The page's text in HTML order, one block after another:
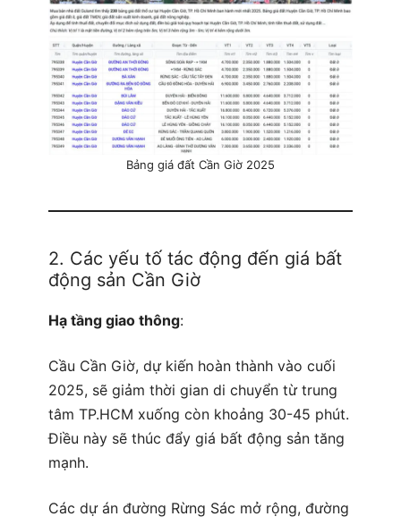
Bảng giá đất Cần Giờ 2025
2. Các yếu tố tác động đến giá bất
động sản Cần Giờ
Hạ tầng giao thông:
Cầu Cần Giờ, dự kiến hoàn thành vào cuối
2025, sẽ giảm thời gian di chuyển từ trung
tâm TP.HCM xuống còn khoảng 30-45 phút.
Điều này sẽ thúc đẩy giá bất động sản tăng
mạnh.
Các dự án đường Rừng Sác mở rộng, đường